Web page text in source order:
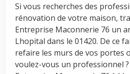
Si vous recherches des
rénovation de votre maison,
Entreprise Maconnerie 76 un
Lhopital dans le 01420. De ce
refaire les murs de vos portes
voulez-vous un professionnel ?